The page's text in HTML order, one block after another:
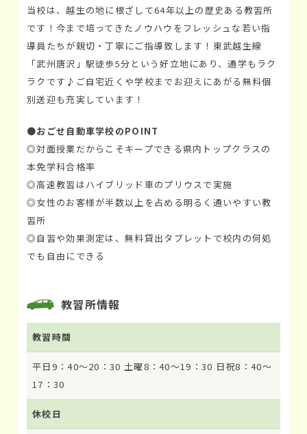
当校は、越生の地に根ざして64年以上の歴史ある教習所
です！今まで培ってきたノウハウをフレッシュな若い指
導員たちが親切・丁寧にご指導致します！東武越生線
「武州唐沢」駅徒歩5分という好立地にあり、通学もラク
ラクです♪ご自宅近くや学校までお迎えにあがる無料個
別送迎も充実しています！
●おごせ自動車学校のPOINT
◎対面授業だからこそキープできる県内トップクラスの
本免学科合格率
◎高速教習はハイブリッド車のプリウスで実施
◎女性のお客様が半数以上を占める明るく通いやすい教
習所
◎自習や効果測定は、無料貸出タブレットで校内の何処
でも自由にできる
教習所情報
教習時間
平日9：40～20：30 土曜8：40～19：30 日祝8：40～
17：30
休校日